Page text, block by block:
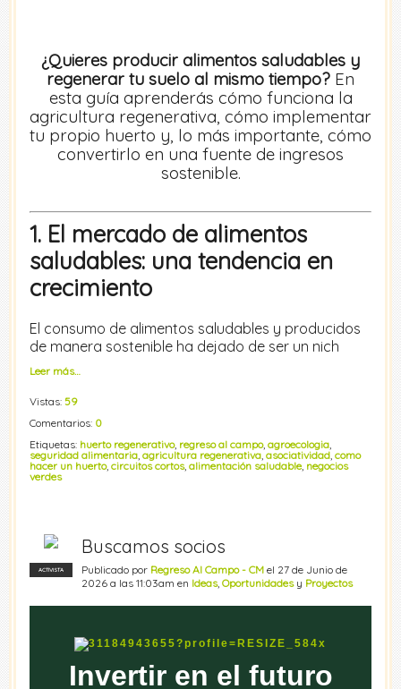
¿Quieres producir alimentos saludables y
regenerar tu suelo al mismo tiempo? En
esta guía aprenderás cómo funciona la
agricultura regenerativa, cómo implementar
tu propio huerto y, lo más importante, cómo
convertirlo en una fuente de ingresos
sostenible.
1. El mercado de alimentos
saludables: una tendencia en
crecimiento
El consumo de alimentos saludables y producidos
de manera sostenible ha dejado de ser un nich
Leer más…
Vistas: 59
Comentarios: 0
Etiquetas: huerto regenerativo, regreso al campo, agroecologia
seguridad alimentaria agricultura regenerativa asociatividad como
hacer un huerto, circuitos cortos, alimentación saludable negocios
verdes
ACTIVISTA
Buscamos socios
Publicado por Regreso Al Campo - CM el 27 de Junio de
2026 a las 11:03am en Ideas, Oportunidadesy Proyectos
Invertir en el futuro